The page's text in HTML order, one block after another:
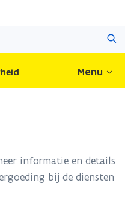
Menu
informatie en details
bij de diensten